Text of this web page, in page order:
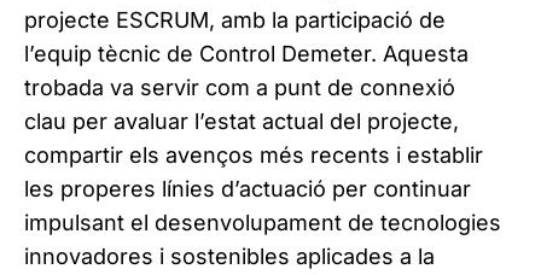
projecte ESCRUM, amb la participació de
l’equip tècnic de Control Demeter. Aquesta
trobada va servir com a punt de connexió
clau per avaluar l’estat actual del projecte,
compartir els avenços més recents i establir
les properes línies d’actuació per continuar
impulsant el desenvolupament de tecnologies
innovadores i sostenibles aplicades a la